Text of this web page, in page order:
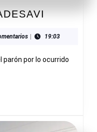
65
| 19:03
por lo ocurrido